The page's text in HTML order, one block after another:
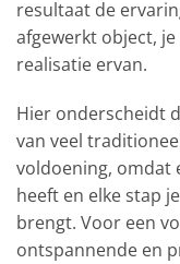
resultaat de
afgewerkt object,
realisatie ervan.
Hier onderscheidt
van veel
voldoening, omdat
heeft en elke stap
brengt. Voor een
ontspannende en